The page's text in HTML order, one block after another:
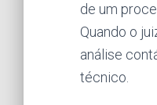
de um
Quando o
análise
técnico.